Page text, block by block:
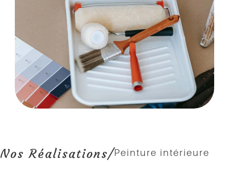
Nos Réalisations/Peinture intérieure